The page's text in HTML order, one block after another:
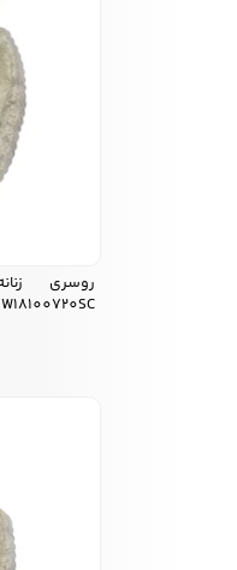
W18100720SC